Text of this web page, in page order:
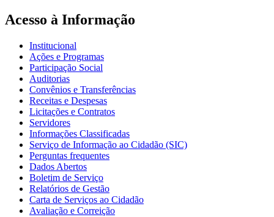
Acesso à Informação
Institucional
Ações e Programas
Participação Social
Auditorias
Convênios e Transferências
Receitas e Despesas
Licitações e Contratos
Servidores
Informações Classificadas
Serviço de Informação ao Cidadão (SIC)
Perguntas frequentes
Dados Abertos
Boletim de Serviço
Relatórios de Gestão
Carta de Serviços ao Cidadão
Avaliação e Correição